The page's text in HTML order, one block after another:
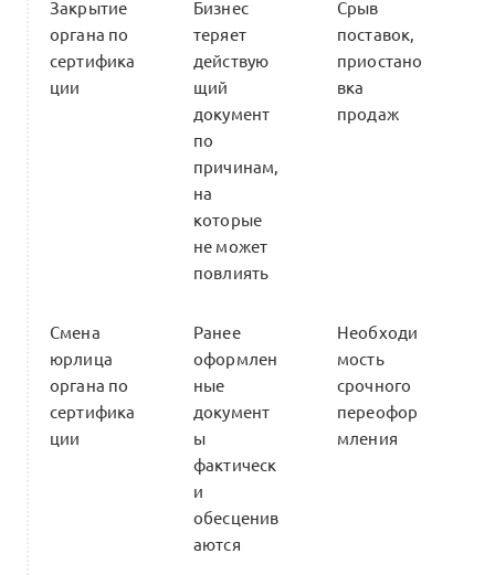
Закрытие
органа по
сертифика
ции
Бизнес
теряет
действую
щий
документ
по
причинам,
на
которые
не может
повлиять
Срыв
поставок,
приостано
вка
продаж
Смена
юрлица
органа по
сертифика
ции
Ранее
оформлен
ные
документ
ы
фактическ
и
обесценив
аются
Необходи
мость
срочного
переофор
мления